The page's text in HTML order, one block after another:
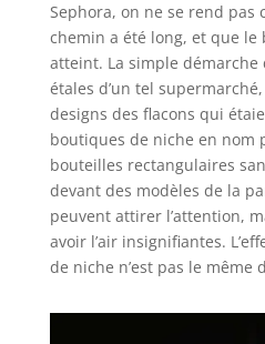
Sephora, on ne se rend pas
chemin a été long, et que le
atteint. La simple
étales d’un tel
designs des flacons qui
boutiques de niche en nom
bouteilles rectangulaires
devant des modèles de la
peuvent attirer l’attention,
avoir l’air insignifiantes.
de niche n’est pas le même